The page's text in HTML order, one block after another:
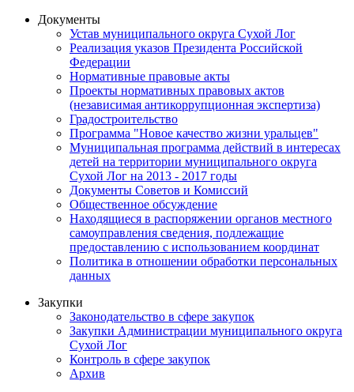
Документы
Устав муниципального округа Сухой Лог
Реализация указов Президента Российской
Федерации
Нормативные правовые акты
Проекты нормативных правовых актов
(независимая антикоррупционная экспертиза)
Градостроительство
Программа "Новое качество жизни уральцев"
Муниципальная программа действий в интересах
детей на территории муниципального округа
Сухой Лог на 2013 - 2017 годы
Документы Советов и Комиссий
Общественное обсуждение
Находящиеся в распоряжении органов местного
самоуправления сведения, подлежащие
предоставлению с использованием координат
Политика в отношении обработки персональных
данных
Закупки
Законодательство в сфере закупок
Закупки Администрации муниципального округа
Сухой Лог
Контроль в сфере закупок
Архив